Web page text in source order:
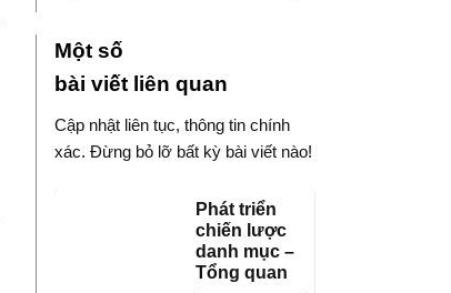
Một số
bài viết liên quan
Cập nhật liên tục, thông tin chính
xác. Đừng bỏ lỡ bất kỳ bài viết nào!
Phát triển
chiến lược
danh mục –
Tổng quan